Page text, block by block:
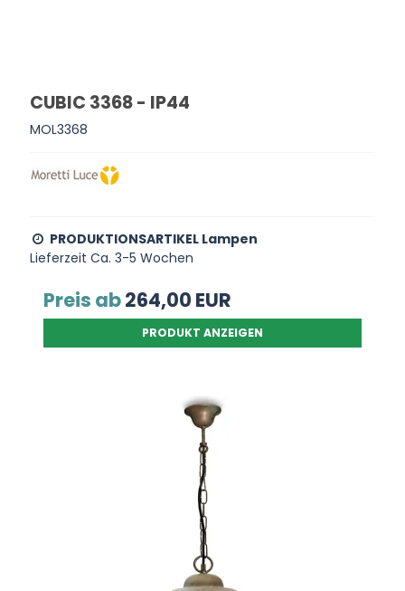
CUBIC 3368 - IP44
MOL3368
PRODUKTIONSARTIKEL Lampen
Lieferzeit Ca. 3-5 Wochen
Preis ab264,00 EUR
PRODUKT ANZEIGEN